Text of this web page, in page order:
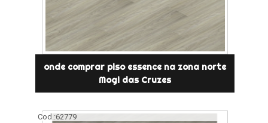
onde comprar piso essence na zona norte
Mogi das Cruzes
Cod.:62779